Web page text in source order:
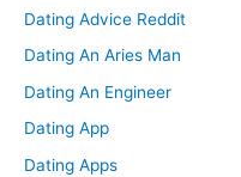
Dating Advice Reddit
Dating An Aries Man
Dating An Engineer
Dating App
Dating Apps